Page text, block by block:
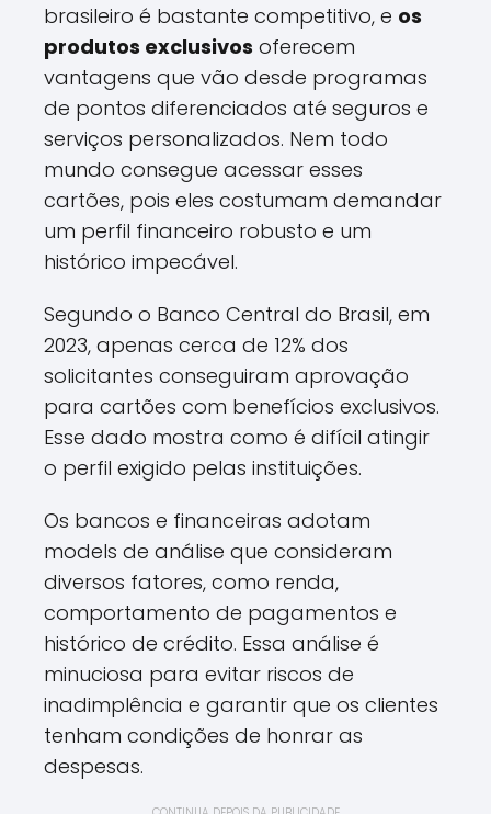
brasileiro é bastante competitivo, e os
produtos exclusivos oferecem
vantagens que vão desde programas
de pontos diferenciados até seguros e
serviços personalizados. Nem todo
mundo consegue acessar esses
cartões, pois eles costumam demandar
um perfil financeiro robusto e um
histórico impecável.
Segundo o Banco Central do Brasil, em
2023, apenas cerca de 12% dos
solicitantes conseguiram aprovação
para cartões com benefícios exclusivos.
Esse dado mostra como é difícil atingir
o perfil exigido pelas instituições.
Os bancos e financeiras adotam
models de análise que consideram
diversos fatores, como renda,
comportamento de pagamentos e
histórico de crédito. Essa análise é
minuciosa para evitar riscos de
inadimplência e garantir que os clientes
tenham condições de honrar as
despesas.